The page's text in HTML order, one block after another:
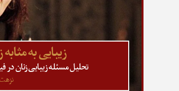
زیبایی به
تحلیل مسئله زیبایی زنان در